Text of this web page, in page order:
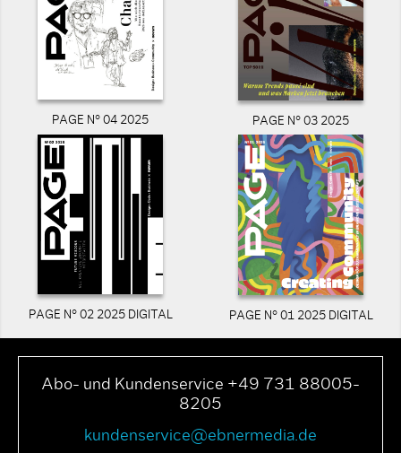
PAGE N° 04 2025 PAGE N° 03 2025
PAGE N° 02 2025 DIGITAL PAGE N° 01 2025 DIGITAL
Abo- und Kundenservice +49 731 88005-
8205
kundenservice@ebnermedia.de